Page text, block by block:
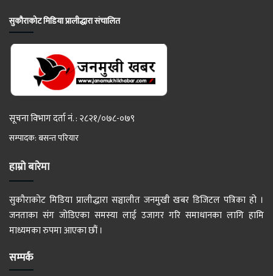
सुकौराकोट मिडिया प्रालीद्धारा संचालित
सूचना विभाग दर्ता नं. : २८२१/०७८-०७९
सम्पादक: बसन्त परियार
हाम्रो बारेमा
सुकौराकोट मिडिया प्रालीद्धारा सञ्चालीत जनमुखी खबर डिजिटल पत्रिका हो ।
जनताका संग जोडिएका समस्या लाई उजागर गरि समाधानका लागि हामि
माध्यमका रुपमा आएका छौं ।
सम्पर्क